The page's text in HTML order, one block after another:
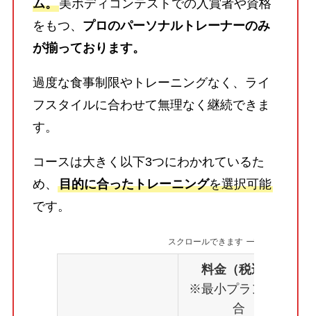
ム。美ボディコンテストでの入賞者や資格
をもつ、 プロのパーソナルトレーナーのみ
が揃っております。
過度な食事制限やトレーニングなく、ライ
フスタイルに合わせて無理なく継続できま
す。
コースは大きく以下3つにわかれているた
め、 目的に合ったトレーニングを選択可能
です。
スクロールできます
料金（税込）
※最小プランの場
合